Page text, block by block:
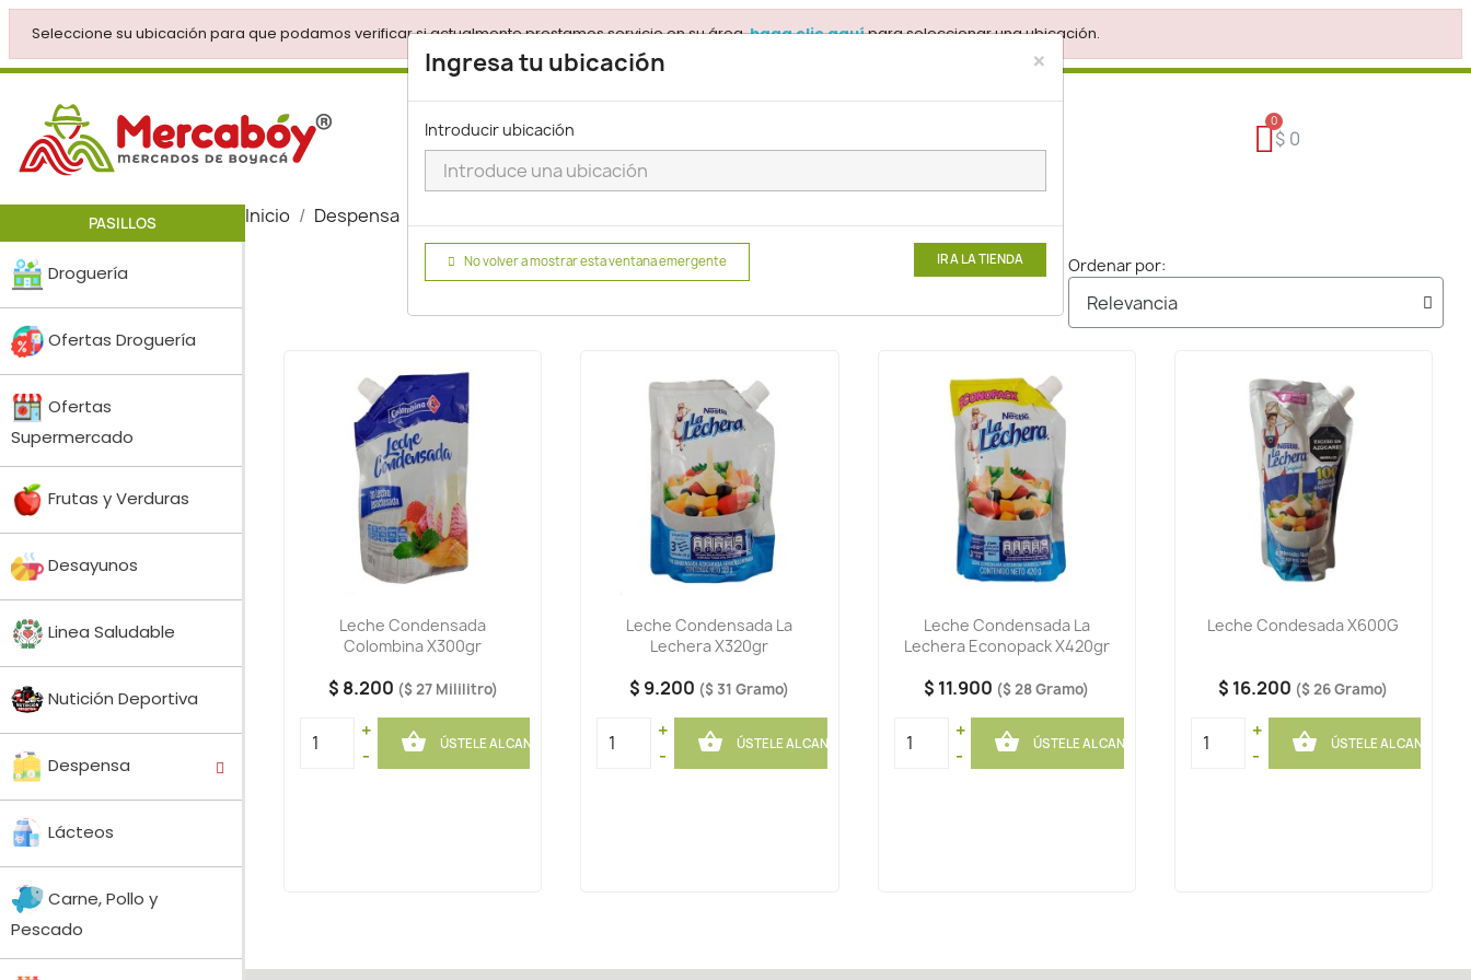
Seleccione su ubicación para que podamos verificar si actualmente prestamos servicio en su área.haga clic aquípara seleccionar una ubicación.
×
Ingresa tu ubicación
Introducir ubicación
No volver a mostrar esta ventana emergente IR A LA TIENDA
$ 0
PASILLOS
Droguería
Ofertas Droguería
Ofertas
Supermercado
Frutas y Verduras
Desayunos
Linea Saludable
Nutición Deportiva
Despensa
Lácteos
Carne, Pollo y
Pescado
Inicio Despensa
Ordenar por:
Leche Condensada
Colombina X300gr
$ 8.200 ($ 27 Mililitro)
+
-
 ÚSTELE AL CANASTO
Leche Condensada La
Lechera X320gr
$ 9.200 ($ 31 Gramo)
+
-
 ÚSTELE AL CANASTO
Leche Condensada La
Lechera Econopack X420gr
$ 11.900 ($ 28 Gramo)
+
-
 ÚSTELE AL CANASTO
Leche Condesada X600G
$ 16.200 ($ 26 Gramo)
+
-
 ÚSTELE AL CANASTO